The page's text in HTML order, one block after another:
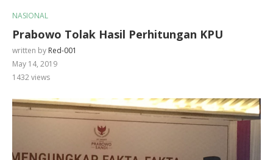
NASIONAL
Prabowo Tolak Hasil Perhitungan KPU
written by Red-001
May 14, 2019
1432views